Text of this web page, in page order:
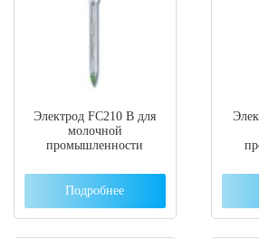
Электрод FC210 B для
молочной
промышленности
Подробнее